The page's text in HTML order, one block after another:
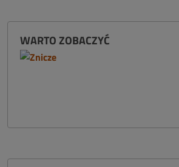
WARTO ZOBACZYĆ